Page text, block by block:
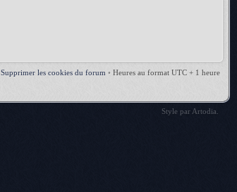
Supprimer les cookies du forum • Heures au format UTC + 1 heure
Style par Artodia